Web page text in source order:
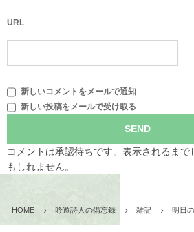
URL
新しいコメントをメールで通知
新しい投稿をメールで受け取る
コメントは承認待ちです。表示されるま
もしれません。
HOME 吟遊詩人の備忘録 雑記 明日